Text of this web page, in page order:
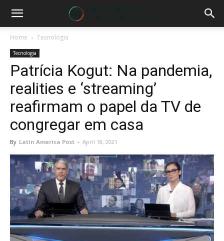
Home Tecnologia
Tecnologia
Patrícia Kogut: Na pandemia,
realities e ‘streaming’
reafirmam o papel da TV de
congregar em casa
By Latin America Post - April 18, 2021